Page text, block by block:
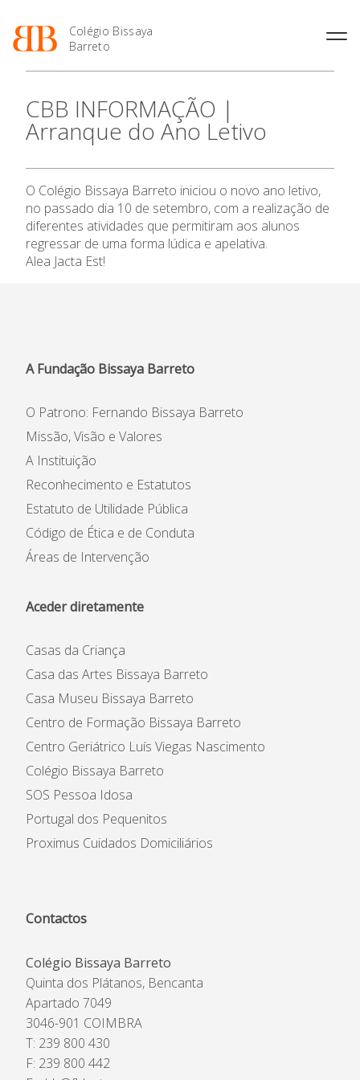
Colégio Bissaya
Barreto
Projeto Educativo
Organização
Colaboradores Não
Docentes
Instalações
Ofertas de emprego
Regulamentos
Oferta Formativa
Enriquecimento Curricular
Oferta Curricular
Sala de Estudo
Atividades de Interrupção
Letiva
Academia de Línguas
Ensino Profissional
Profissionais
Matrículas
Termalismo
Curso de Técnico/a de Apoio
à Família e à Comunidade
Ofertas de Emprego
2027
Calendários
de Educação
SIGE
Secretariado de Exames
Informações
APEE
CBB INFORMAÇÃO |
Arranque do Ano Letivo
O Colégio Bissaya Barreto iniciou o novo ano letivo,
no passado dia 10 de setembro, com a realização de
diferentes atividades que permitiram aos alunos
regressar de uma forma lúdica e apelativa.
Alea Jacta Est!
A Fundação Bissaya Barreto
O Patrono: Fernando Bissaya Barreto
Missão, Visão e Valores
A Instituição
Reconhecimento e Estatutos
Estatuto de Utilidade Pública
Código de Ética e de Conduta
Áreas de Intervenção
Aceder diretamente
Casas da Criança
Casa das Artes Bissaya Barreto
Casa Museu Bissaya Barreto
Centro de Formação Bissaya Barreto
Centro Geriátrico Luís Viegas Nascimento
Colégio Bissaya Barreto
SOS Pessoa Idosa
Portugal dos Pequenitos
Proximus Cuidados Domiciliários
Contactos
Colégio Bissaya Barreto
Quinta dos Plátanos, Bencanta
Apartado 7049
3046-901 COIMBRA
T: 239 800 430
F: 239 800 442